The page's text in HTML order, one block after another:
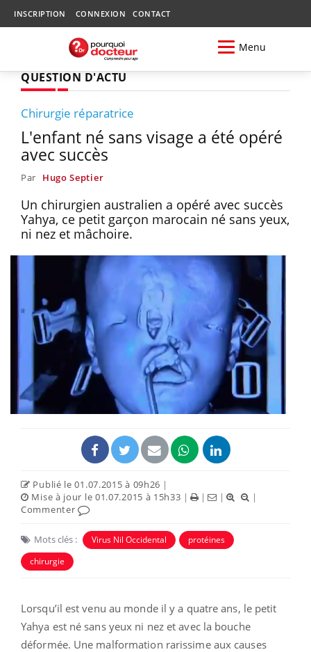
INSCRIPTION CONNEXION CONTACT
Menu
QUESTION D'ACTU
Chirurgie réparatrice
L'enfant né sans visage a été opéré
avec succès
Par Hugo Septier
Un chirurgien australien a opéré avec succès
Yahya, ce petit garçon marocain né sans yeux,
ni nez et mâchoire.
Publié le 01.07.2015 à 09h26 |
Mise à jour le 01.07.2015 à 15h33 | | |
|
Commenter
Mots clés : Virus Nil Occidental
protéines
chirurgie
Lorsqu’il est venu au monde il y a quatre ans, le petit
Yahya est né sans yeux ni nez et avec la bouche
déformée. Une malformation rarissime aux causes